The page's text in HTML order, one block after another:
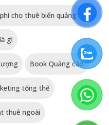
cho thuê biển quảng cáo
gì
Book Quảng cáo
tổng thể
thuê ngoài